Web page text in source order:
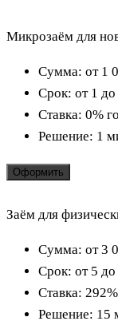
Микрозаём для
Сумма: от 1
Срок: от 1
Ставка: 0%
Решение: 1
Оформить
Заём для
Сумма: от 3
Срок: от 5
Ставка:
Решение: 15